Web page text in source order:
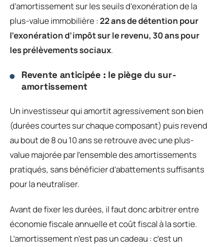
d’amortissement sur les seuils d’exonération de la
plus-value immobilière :22 ans de détention pour
l’exonération d’impôt sur le revenu, 30 ans pour
les prélèvements sociaux.
Revente anticipée : le piège du sur-
amortissement
Un investisseur qui amortit agressivement son bien
(durées courtes sur chaque composant) puis revend
au bout de 8 ou 10 ans se retrouve avec une plus-
value majorée par l’ensemble des amortissements
pratiqués, sans bénéficier d’abattements suffisants
pour la neutraliser.
Avant de fixer les durées, il faut donc arbitrer entre
économie fiscale annuelle et coût fiscal à la sortie.
L’amortissement n’est pas un cadeau : c’est un